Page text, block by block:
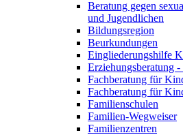
Beratung gegen
und Jugendlichen
Bildungsregion
Beurkundungen
Eingliederungshilfe
Erziehungsberatung -
Fachberatung für
Fachberatung für
Familienschulen
Familien-Wegweiser
Familienzentren